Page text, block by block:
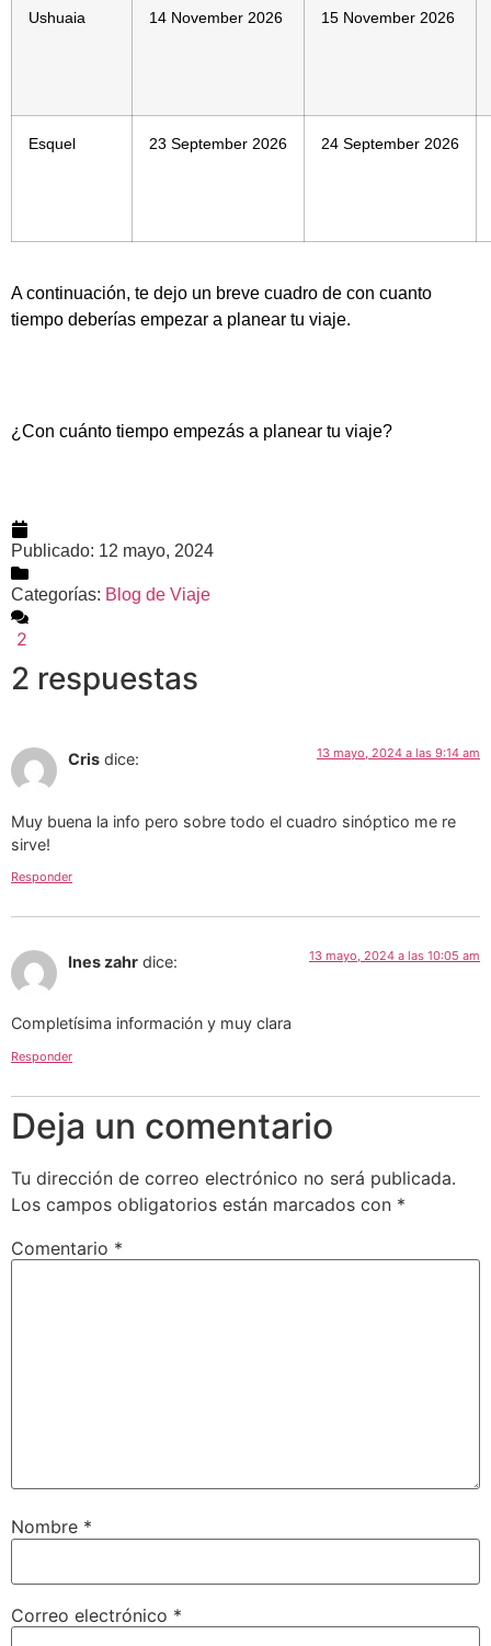
Ushuaia 14 November 2026 15 November 2026
Esquel 23 September 2026 24 September 2026
A continuación, te dejo un breve cuadro de con cuanto
tiempo deberías empezar a planear tu viaje.
¿Con cuánto tiempo empezás a planear tu viaje?
Publicado: 12 mayo, 2024
Categorías: Blog de Viaje
2
2 respuestas
Cris dice: 13 mayo, 2024 a las 9:14 am
Muy buena la info pero sobre todo el cuadro sinóptico me re
sirve!
Responder
Ines zahr dice: 13 mayo, 2024 a las 10:05 am
Completísima información y muy clara
Responder
Deja un comentario
Tu dirección de correo electrónico no será publicada.
Los campos obligatorios están marcados con *
Comentario *
Nombre *
Correo electrónico *